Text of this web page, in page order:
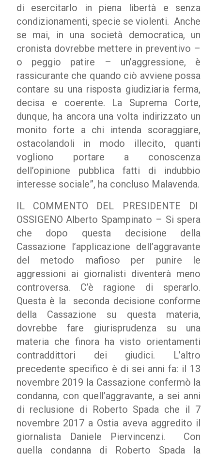
di esercitarlo in piena libertà e senza
condizionamenti, specie se violenti. Anche
se mai, in una società democratica, un
cronista dovrebbe mettere in preventivo –
o peggio patire – un’aggressione, è
rassicurante che quando ciò avviene possa
contare su una risposta giudiziaria ferma,
decisa e coerente. La Suprema Corte,
dunque, ha ancora una volta indirizzato un
monito forte a chi intenda scoraggiare,
ostacolandoli in modo illecito, quanti
vogliono portare a conoscenza
dell’opinione pubblica fatti di indubbio
interesse sociale”, ha concluso Malavenda.
IL COMMENTO DEL PRESIDENTE DI
OSSIGENO Alberto Spampinato – Si spera
che dopo questa decisione della
Cassazione l’applicazione dell’aggravante
del metodo mafioso per punire le
aggressioni ai giornalisti diventerà meno
controversa. C’è ragione di sperarlo.
Questa è la seconda decisione conforme
della Cassazione su questa materia,
dovrebbe fare giurisprudenza su una
materia che finora ha visto orientamenti
contraddittori dei giudici. L’altro
precedente specifico è di sei anni fa: il 13
novembre 2019 la Cassazione confermò la
condanna, con quell’aggravante, a sei anni
di reclusione di Roberto Spada che il 7
novembre 2017 a Ostia aveva aggredito il
giornalista Daniele Piervincenzi. Con
quella condanna di Roberto Spada la